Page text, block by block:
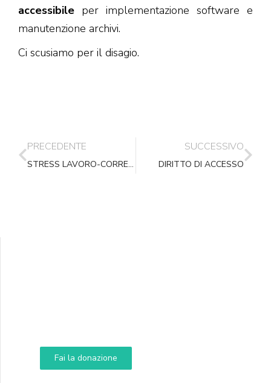
accessibile per implementazione software e
manutenzione archivi.
Ci scusiamo per il disagio.
PRECEDENTE
STRESS LAVORO-CORRELATO: lavorare con un superiore troppo controllante
SUCCESSIVO
DIRITTO DI ACCESSO
Fai la donazione